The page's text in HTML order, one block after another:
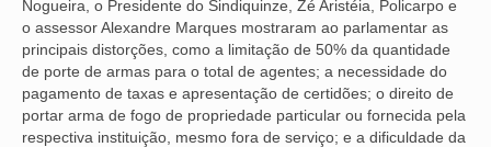
CONVÊNIOS
SINDICALIZE-SE
JURÍDICO
Nogueira, o Presidente do Sindiquinze, Zé Aristéia, Policarpo e
o assessor Alexandre Marques mostraram ao parlamentar as
principais distorções, como a limitação de 50% da quantidade
de porte de armas para o total de agentes; a necessidade do
pagamento de taxas e apresentação de certidões; o direito de
portar arma de fogo de propriedade particular ou fornecida pela
respectiva instituição, mesmo fora de serviço; e a dificuldade da